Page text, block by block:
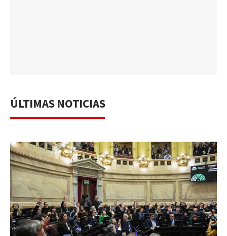
ÚLTIMAS NOTICIAS